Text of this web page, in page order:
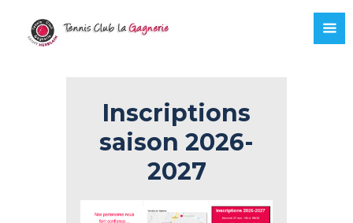
Inscriptions
saison 2026-
2027